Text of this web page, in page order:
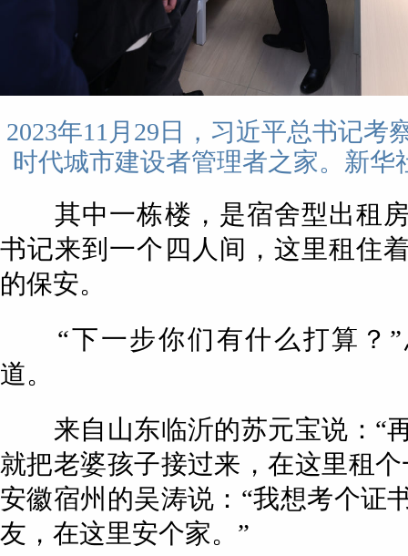
2023年11月29日，习近平总书记考
时代城市建设者管理者之家。新华
其中一栋楼，是宿舍型出租房
书记来到一个四人间，这里租住
的保安。
“下一步你们有什么打算？”
道。
来自山东临沂的苏元宝说：“
就把老婆孩子接过来，在这里租
安徽宿州的吴涛说：“我想考个证
友，在这里安个家。”